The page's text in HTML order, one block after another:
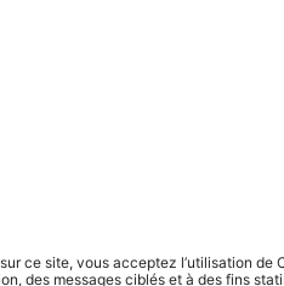
ce site, vous acceptez l’utilisation de
des messages ciblés et à des fins